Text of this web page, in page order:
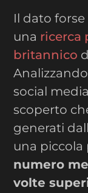
Il dato
una ricerca
britannico
social
scoperto
generati
una piccola
numero
volte